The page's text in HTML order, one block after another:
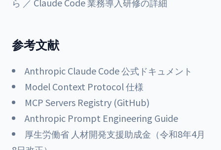
参考文献
Anthropic Claude Code 公式ドキュメント
Model Context Protocol 仕様
MCP Servers Registry (GitHub)
Anthropic Prompt Engineering Guide
厚生労働省 人材開発支援助成金（令和8年4月